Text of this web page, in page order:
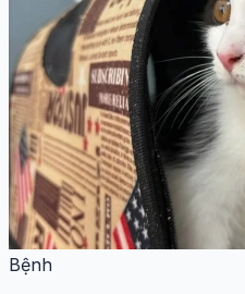
Bệnh